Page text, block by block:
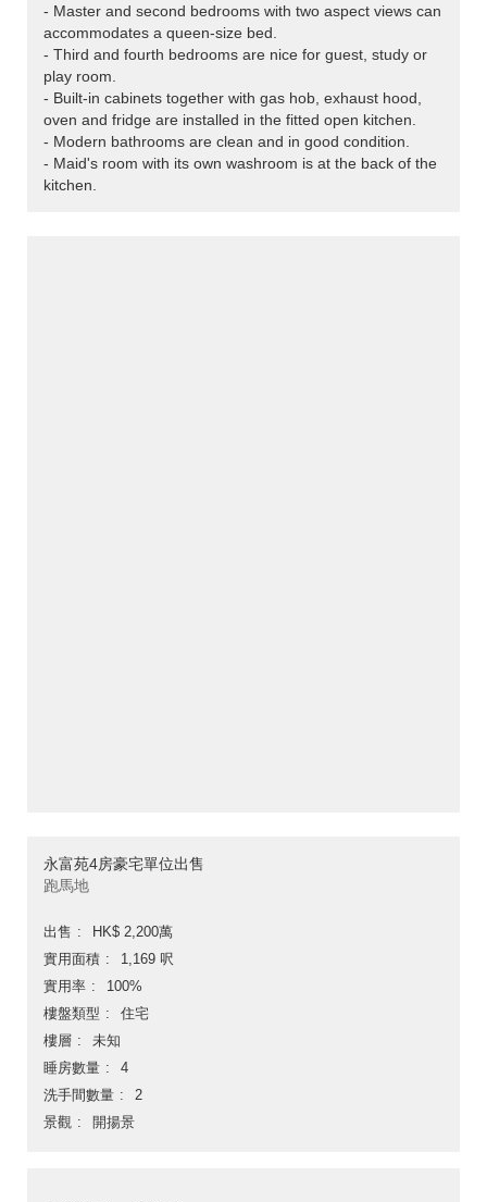
- Master and second bedrooms with two aspect views can
accommodates a queen-size bed.
- Third and fourth bedrooms are nice for guest, study or
play room.
- Built-in cabinets together with gas hob, exhaust hood,
oven and fridge are installed in the fitted open kitchen.
- Modern bathrooms are clean and in good condition.
- Maid's room with its own washroom is at the back of the
kitchen.
永富苑4房豪宅單位出售
跑馬地
出售
HK$ 2,200萬
實用面積
1,169 呎
實用率
100%
樓盤類型
住宅
樓層
未知
睡房數量
4
洗手間數量
2
景觀
開揚景